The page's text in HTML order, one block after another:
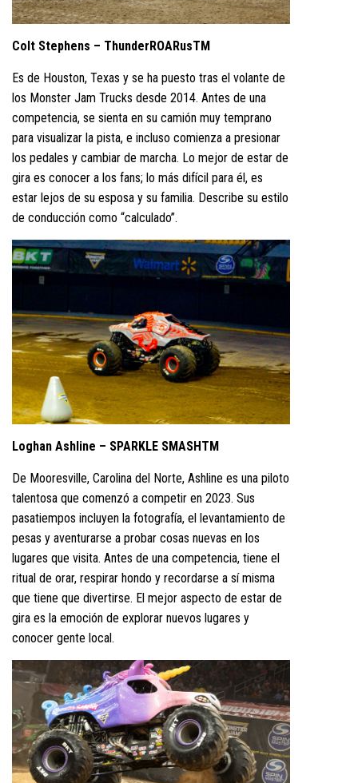
Colt Stephens – ThunderROARusTM
Es de Houston, Texas y se ha puesto tras el volante de
los Monster Jam Trucks desde 2014. Antes de una
competencia, se sienta en su camión muy temprano
para visualizar la pista, e incluso comienza a presionar
los pedales y cambiar de marcha. Lo mejor de estar de
gira es conocer a los fans; lo más difícil para él, es
estar lejos de su esposa y su familia. Describe su estilo
de conducción como “calculado”.
Loghan Ashline – SPARKLE SMASHTM
De Mooresville, Carolina del Norte, Ashline es una piloto
talentosa que comenzó a competir en 2023. Sus
pasatiempos incluyen la fotografía, el levantamiento de
pesas y aventurarse a probar cosas nuevas en los
lugares que visita. Antes de una competencia, tiene el
ritual de orar, respirar hondo y recordarse a sí misma
que tiene que divertirse. El mejor aspecto de estar de
gira es la emoción de explorar nuevos lugares y
conocer gente local.